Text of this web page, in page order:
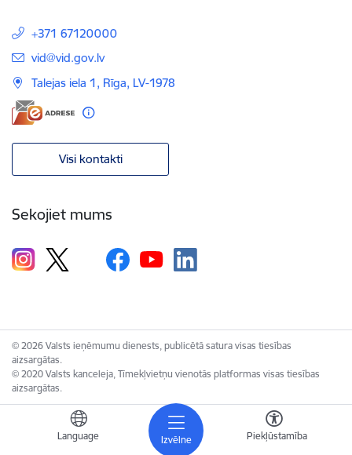
Izvēlne
Language Piekļūstamība
+371 67120000
E-pasts:
vid@vid.gov.lv
Talejas iela 1, Rīga, LV-1978
Visi kontakti
Sekojiet mums
© 2026 Valsts ieņēmumu dienests, publicētā satura visas tiesības
aizsargātas.
© 2020 Valsts kanceleja, Tīmekļvietņu vienotās platformas visas tiesības
aizsargātas.